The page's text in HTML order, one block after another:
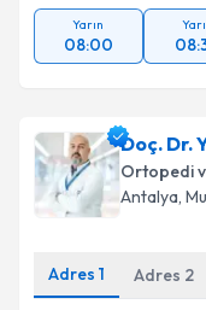
Yarın
08:00
Doç. Dr.
Ortopedi
Antalya,
Adres 1 Adres 2